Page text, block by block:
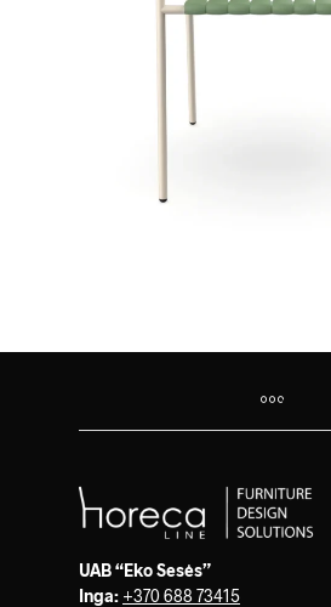
UAB “Eko Sesės”
Inga: +370 688 73415